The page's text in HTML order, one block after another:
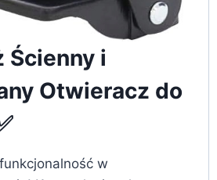
Ścienny i
Otwieracz do
w